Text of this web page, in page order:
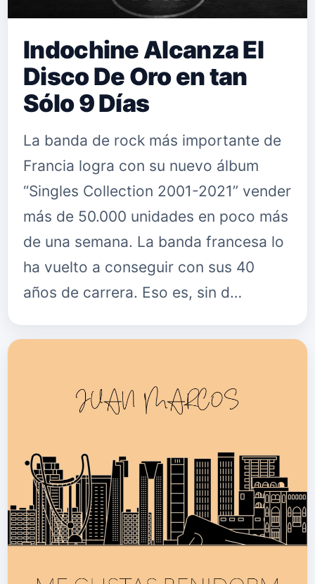
Indochine Alcanza El
Disco De Oro en tan
Sólo 9 Días
La banda de rock más importante de
Francia logra con su nuevo álbum
“Singles Collection 2001-2021” vender
más de 50.000 unidades en poco más
de una semana. La banda francesa lo
ha vuelto a conseguir con sus 40
años de carrera. Eso es, sin d…